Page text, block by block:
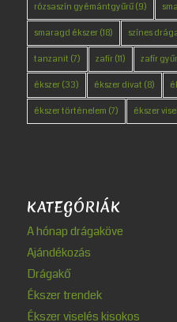
rózsaszín gyémántgyűrű(9)
smaragd ékszer(18) színes
tanzanit (7) zafír(11) zafír
ékszer(33) ékszer divat (8)
ékszer történelem (7) ékszer
KATEGÓRIÁK
A hónap drágaköve
Ajándékozás
Drágakő
Ékszer trendek
Ékszer viselés kisokos